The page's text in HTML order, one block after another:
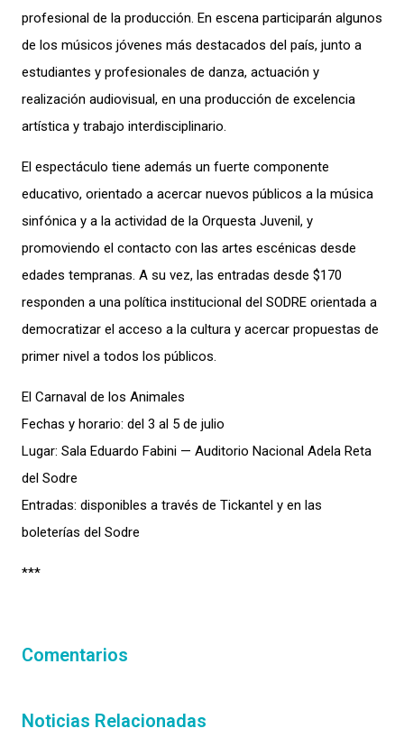
profesional de la producción. En escena participarán algunos
de los músicos jóvenes más destacados del país, junto a
estudiantes y profesionales de danza, actuación y
realización audiovisual, en una producción de excelencia
artística y trabajo interdisciplinario.
El espectáculo tiene además un fuerte componente
educativo, orientado a acercar nuevos públicos a la música
sinfónica y a la actividad de la Orquesta Juvenil, y
promoviendo el contacto con las artes escénicas desde
edades tempranas. A su vez, las entradas desde $170
responden a una política institucional del SODRE orientada a
democratizar el acceso a la cultura y acercar propuestas de
primer nivel a todos los públicos.
El Carnaval de los Animales
Fechas y horario: del 3 al 5 de julio
Lugar: Sala Eduardo Fabini — Auditorio Nacional Adela Reta
del Sodre
Entradas: disponibles a través de Tickantel y en las
boleterías del Sodre
***
Comentarios
Noticias Relacionadas